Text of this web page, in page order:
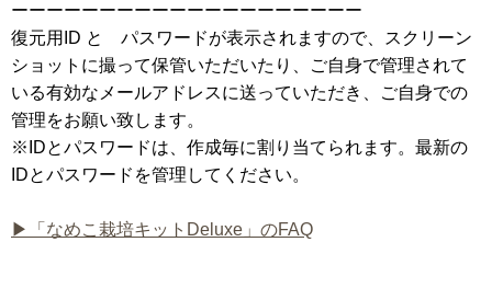
ーーーーーーーーーーーーーーーーーーーー
復元用ID と パスワードが表示されますので、スクリーン
ショットに撮って保管いただいたり、ご自身で管理されて
いる有効なメールアドレスに送っていただき、ご自身での
管理をお願い致します。
※IDとパスワードは、作成毎に割り当てられます。最新の
IDとパスワードを管理してください。
▶「なめこ栽培キットDeluxe」のFAQ